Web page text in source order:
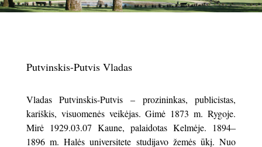
Putvinskis-Putvis Vladas
Vladas Putvinskis-Putvis – prozininkas, publicistas,
kariškis, visuomenės veikėjas. Gimė 1873 m. Rygoje.
Mirė 1929.03.07 Kaune, palaidotas Kelmėje. 1894–
1896 m. Halės universitete studijavo žemės ūkį. Nuo